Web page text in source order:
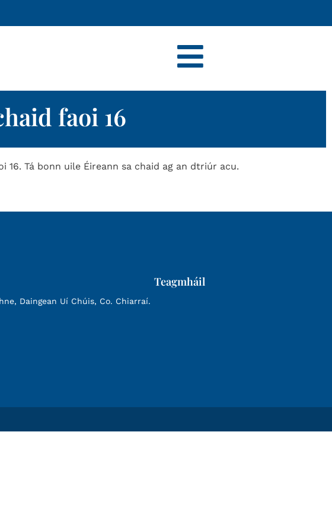
faoi 16
Tá bonn uile Éireann sa chaid ag an dtriúr acu.
Teagmháil
Daingean Uí Chúis, Co. Chiarraí.